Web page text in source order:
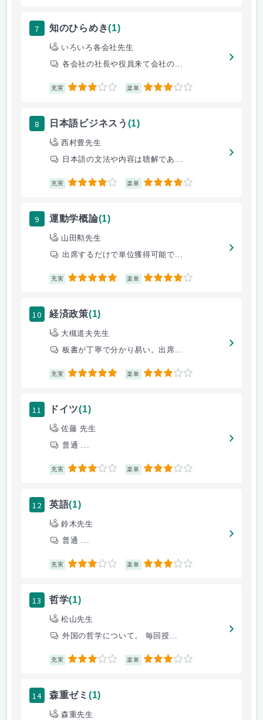
7 知のひらめき(1)
いろいろ各会社先生
各会社の社長や役員来て会社の...
充実 3 楽単 3
8 日本語ビジネスう (1)
西村豊先生
日本語の文法や内容は聴解であ...
充実 4 楽単 4
9 運動学概論(1)
山田勲先生
出席するだけで単位獲得可能で...
充実 5 楽単 4
10 経済政策(1)
大槻道夫先生
板書が丁寧で分かり易い。出席...
充実 5 楽単 3
11 ドイツ(1)
佐藤 先生
普通 ...
充実 3 楽単 3
12 英語(1)
鈴木先生
普通 ...
充実 3 楽単 3
13 哲学(1)
松山先生
外国の哲学について。 毎回授...
充実 3 楽単 3
14 森重ゼミ (1)
森重先生